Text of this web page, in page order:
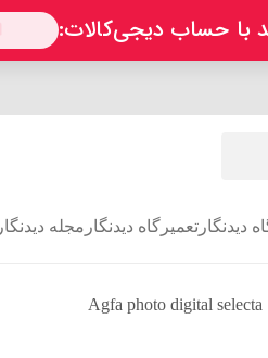
دیدنگار تعمیرگاه دیدنگار مجله دیدنگار